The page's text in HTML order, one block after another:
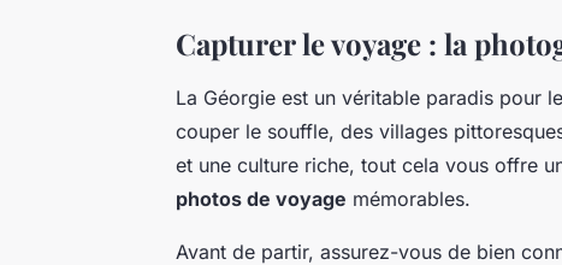
Capturer le voyage : la
La Géorgie est un véritable paradis pour
couper le souffle, des villages
et une culture riche, tout cela vous offre
photos de voyage mémorables.
Avant de partir, assurez-vous de bien